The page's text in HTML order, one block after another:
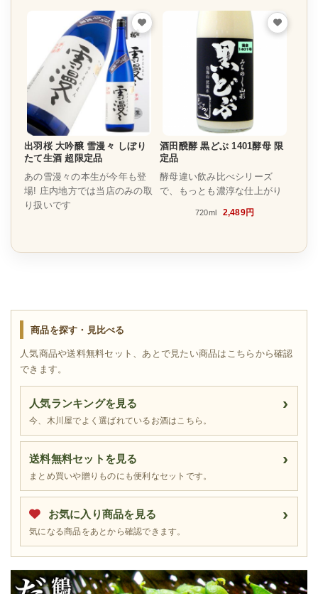
出羽桜 大吟醸 雪漫々 しぼり
たて生酒 超限定品
あの雪漫々の本生が今年も登
場! 庄内地方では当店のみの取
り扱いです
酒田醗酵 黒どぶ 1401酵母 限
定品
酵母違い飲み比べシリーズ
で、もっとも濃淳な仕上がり
720ml 2,489円
商品を探す・見比べる
人気商品や送料無料セット、あとで見たい商品はこちらから確認
できます。
人気ランキングを見る
今、木川屋でよく選ばれているお酒はこちら。
送料無料セットを見る
まとめ買いや贈りものにも便利なセットです。
お気に入り商品を見る
気になる商品をあとから確認できます。